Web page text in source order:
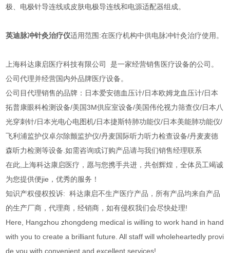
极、电极针导连线或皮肤电极导连线和电源适配器组成。
英迪脉冲针灸治疗仪适用范围:在医疗机构中供电脉冲针灸治疗使用。
上海科达康启医疗科技有限公司 是一家经营销售医疗设备的公司。
公司代理并经营国内外品牌医疗设备。
公司目代理销售的品牌：日本爱安德血压计/日本欧姆龙血压计/日本
拓普康眼科检测设备/美国3M供应室设备/美国伟伦视力筛查仪/日本八
光穿刺针/日本光电心电图机/日本捷斯特肺功能仪/日本美能肺功能仪/
飞利浦监护仪卓尔除颤监护仪/丹麦国际听力听力检查设备/丹麦麦德
森听力检测等设备.如需咨询或订购产品请与我们销售经理联系
在此,上海科达康启医疗，愿与您携手共进，共创辉煌，全体员工竭诚
为您提供便jie，优秀的服务！
知识产权侵权投诉: 科达康启不生产医疗产品，所有产品均来自产品
的生产厂商，代理商，经销商，如有侵权我们会尽快处理!
Here, Hangzhou zhongdeng medical is willing to work hand in hand
with you to create a brilliant future. All staff will wholeheartedly provi
de you with convenient and excellent services!